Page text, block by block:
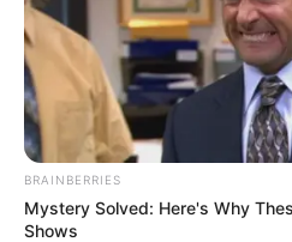
BRAINBERRIES
Mystery Solved: Here's Why
Shows